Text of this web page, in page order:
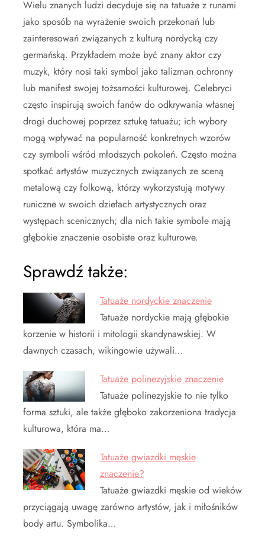
Wielu znanych ludzi decyduje się na tatuaże z runami
jako sposób na wyrażenie swoich przekonań lub
zainteresowań związanych z kulturą nordycką czy
germańską. Przykładem może być znany aktor czy
muzyk, który nosi taki symbol jako talizman ochronny
lub manifest swojej tożsamości kulturowej. Celebryci
często inspirują swoich fanów do odkrywania własnej
drogi duchowej poprzez sztukę tatuażu; ich wybory
mogą wpływać na popularność konkretnych wzorów
czy symboli wśród młodszych pokoleń. Często można
spotkać artystów muzycznych związanych ze sceną
metalową czy folkową, którzy wykorzystują motywy
runiczne w swoich dziełach artystycznych oraz
występach scenicznych; dla nich takie symbole mają
głębokie znaczenie osobiste oraz kulturowe.
Sprawdź także:
Tatuaże nordyckie znaczenie
Tatuaże nordyckie mają głębokie
korzenie w historii i mitologii skandynawskiej. W
dawnych czasach, wikingowie używali…
Tatuaże polinezyjskie znaczenie
Tatuaże polinezyjskie to nie tylko
forma sztuki, ale także głęboko zakorzeniona tradycja
kulturowa, która ma…
Tatuaże gwiazdki męskie
znaczenie?
Tatuaże gwiazdki męskie od wieków
przyciągają uwagę zarówno artystów, jak i miłośników
body artu. Symbolika…